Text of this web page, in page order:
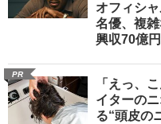
オフィシ
名優、複
興収70億円
PR
「えっ、
イターの
る“頭皮の